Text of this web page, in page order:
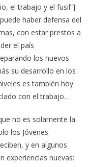
el trabajo y el fusil”]
haber defensa del
con estar prestos a
el país
los nuevos
su desarrollo en los
es también hoy
con el trabajo…
no es solamente la
los Jóvenes
y en algunos
experiencias nuevas: